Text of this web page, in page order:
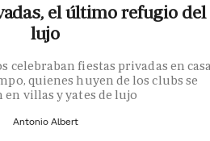
el último refugio del
lujo
celebraban fiestas privadas en
quienes huyen de los clubs se
villas y yates de lujo
Antonio Albert